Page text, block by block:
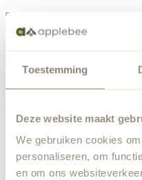
Toestemming
Deze website maakt
We gebruiken cookies
personaliseren, om
en om ons
Something
been notified.
Back to home